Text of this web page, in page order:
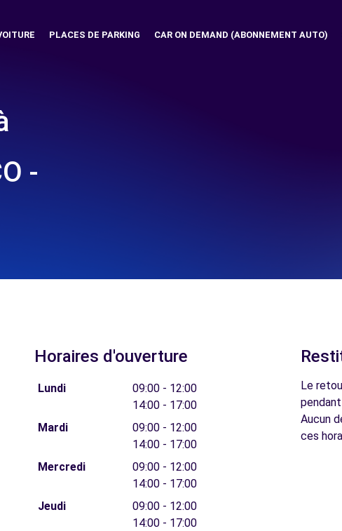
PLACES DE PARKING CAR ON DEMAND (ABONNEMENT AUTO)
-
Horaires d'ouverture
Lundi
09:00 - 12:00
14:00 - 17:00
Mardi
09:00 - 12:00
14:00 - 17:00
Mercredi
09:00 - 12:00
14:00 - 17:00
Jeudi
09:00 - 12:00
14:00 - 17:00
Le
Aucun
ces